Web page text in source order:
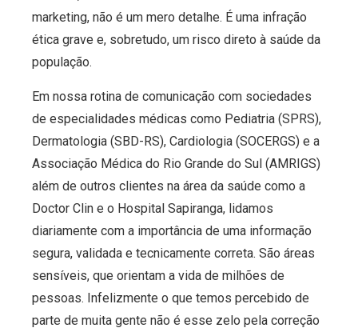
marketing, não é um mero detalhe. É uma infração
ética grave e, sobretudo, um risco direto à saúde da
população.
Em nossa rotina de comunicação com sociedades
de especialidades médicas como Pediatria (SPRS),
Dermatologia (SBD-RS), Cardiologia (SOCERGS) e a
Associação Médica do Rio Grande do Sul (AMRIGS)
além de outros clientes na área da saúde como a
Doctor Clin e o Hospital Sapiranga, lidamos
diariamente com a importância de uma informação
segura, validada e tecnicamente correta. São áreas
sensíveis, que orientam a vida de milhões de
pessoas. Infelizmente o que temos percebido de
parte de muita gente não é esse zelo pela correção